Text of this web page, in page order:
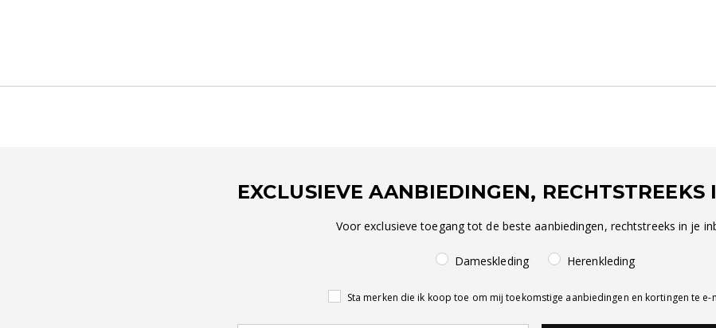
EXCLUSIEVE AANBIEDINGEN, RECHTSTREEKS
Voor exclusieve toegang tot de beste aanbiedingen, rechtstreeks in je
Dameskleding Herenkleding
Sta merken die ik koop toe om mij toekomstige aanbiedingen en kortingen te e-